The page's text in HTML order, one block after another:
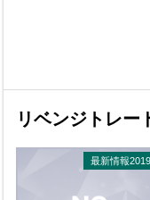
リベンジトレー
最新情報2019